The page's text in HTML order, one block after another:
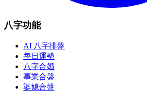
八字功能
AI 八字排盤
每日運勢
八字合婚
事業合盤
婆媳合盤